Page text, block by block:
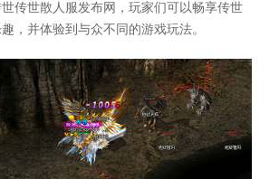
传世散人服发布网，玩家们可以畅享传世
，并体验到与众不同的游戏玩法。